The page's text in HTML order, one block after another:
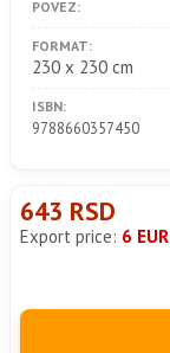
POVEZ:
FORMAT:
230 x 230 cm
ISBN:
9788660357450
643 RSD
Export price: 6 EUR